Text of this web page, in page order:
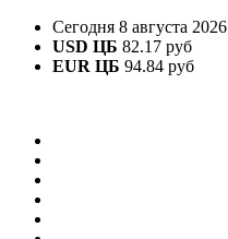
Сегодня 8 августа 2026
USD ЦБ 82.17 руб
EUR ЦБ 94.84 руб